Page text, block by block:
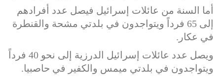
أما السنة من عائلات إسرائيل فيصل عدد أفرادهم
إلى 65 فرداً ويتواجدون في بلدتي مشحة والقنطرة
في عكار.
ويصل عدد عائلات إسرائيل الدرزية إلى نحو 40 فرداً
ويتواجدون في بلدتي ميمس والكفير في حاصبيا.